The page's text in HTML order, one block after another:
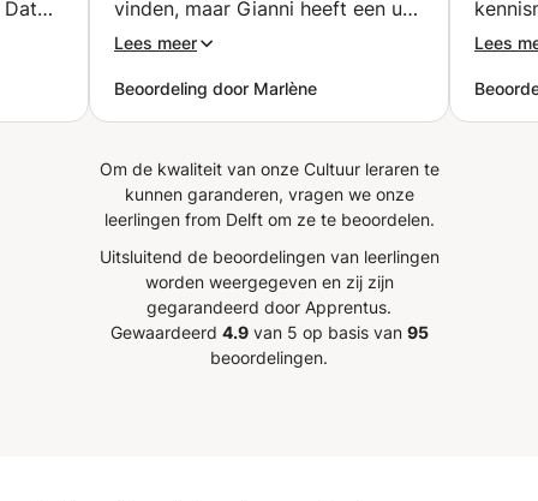
ondersteuning. → Verminder stress en ga vol vertrouwen
het examen in. 💬 Conversatielessen → Sessies gericht op
cultuur, actualiteiten, reizen, meningen, maatschappij... jij
kiest! → Live correcties en tips om authentieker te klinken.
Gestructureerde lessen met grammatica, woordenschat
en veel communicatieoefeningen. 🎁 SPECIALE BONUS
Zodra u uw eerste les boekt, krijgt u direct toegang tot
een privéleslokaal met alle benodigde middelen:
Interactieve hulpmiddelen, woordenschatlijsten,
grammaticale uitleg, oefeningen en leuke extra's zodat u
in uw eigen tempo vooruitgang boekt. ✨ Maak uw Franse
ervaring leuk, praktisch en echt nuttig!
vinden, maar Gianni heeft een uur
les gegeven. Ik vond de les echt
toch te groot voor mij. Ik kan
Gianni iedereen aanraden. ”
Lees meer
Beoordeling door Marlène
Lees
Om de kwaliteit van onze Cultuur leraren te
kunnen garanderen, vragen we onze
leerlingen from Delft om ze te beoordelen.
Uitsluitend de beoordelingen van leerlingen
worden weergegeven en zij zijn
gegarandeerd door Apprentus.
Gewaardeerd 4.9van 5 op basis van 95
beoordelingen.